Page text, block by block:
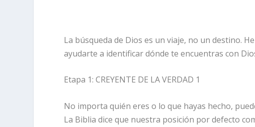
La búsqueda de Dios es un viaje, no un destino.
ayudarte a identificar dónde te encuentras con
Etapa 1: CREYENTE DE LA VERDAD 1
No importa quién eres o lo que hayas hecho,
La Biblia dice que nuestra posición por defecto